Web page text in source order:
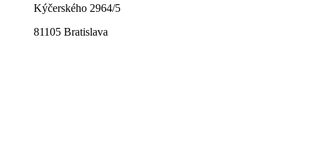
Kýčerského 2964/5
81105 Bratislava